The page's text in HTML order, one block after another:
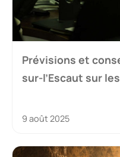
Prévisions et
sur-l’Escaut sur
9 août 2025